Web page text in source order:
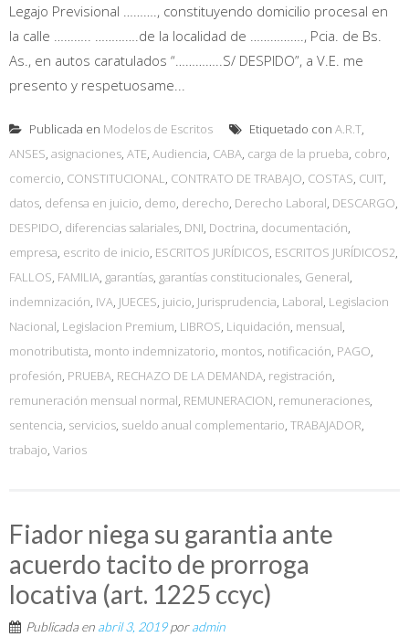
Legajo Previsional ………., constituyendo domicilio procesal en
la calle ……….. ………….de la localidad de ……………., Pcia. de Bs.
As., en autos caratulados “…………..S/ DESPIDO”, a V.E. me
presento y respetuosame...
Publicada en Modelos de Escritos Etiquetado con A.R.T,
ANSES, asignaciones, ATE, Audiencia, CABA, carga de la prueba, cobro,
comercio, CONSTITUCIONAL, CONTRATO DE TRABAJO, COSTAS, CUIT,
datos, defensa en juicio, demo, derecho, Derecho Laboral, DESCARGO,
DESPIDO, diferencias salariales, DNI, Doctrina, documentación,
empresa, escrito de inicio, ESCRITOS JURÍDICOS, ESCRITOS JURÍDICOS2,
FALLOS, FAMILIA, garantías, garantías constitucionales, General,
indemnización, IVA, JUECES, juicio, Jurisprudencia, Laboral, Legislacion
Nacional, Legislacion Premium, LIBROS, Liquidación, mensual,
monotributista, monto indemnizatorio, montos, notificación, PAGO,
profesión, PRUEBA, RECHAZO DE LA DEMANDA, registración,
remuneración mensual normal, REMUNERACION, remuneraciones,
sentencia, servicios, sueldo anual complementario, TRABAJADOR,
trabajo, Varios
Fiador niega su garantia ante
acuerdo tacito de prorroga
locativa (art. 1225 ccyc)
Publicada en abril 3, 2019poradmin